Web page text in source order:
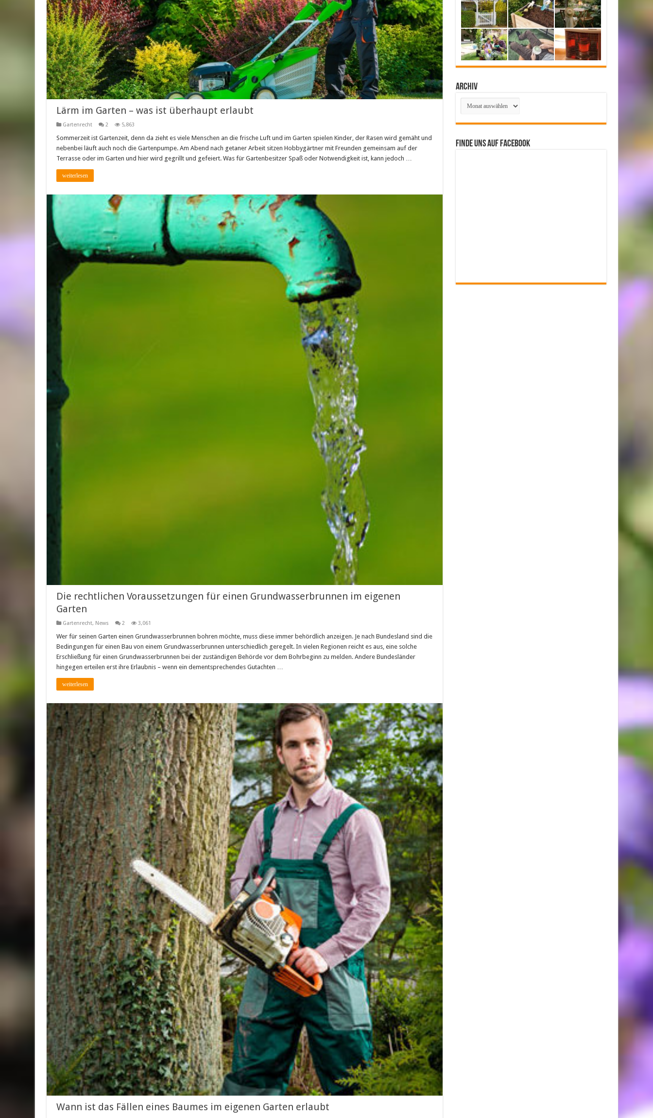
Lärm im Garten – was ist überhaupt erlaubt
Gartenrecht 2 5,863
Sommerzeit ist Gartenzeit, denn da zieht es viele Menschen an die frische Luft und im Garten spielen Kinder, der Rasen wird gemäht und
nebenbei läuft auch noch die Gartenpumpe. Am Abend nach getaner Arbeit sitzen Hobbygärtner mit Freunden gemeinsam auf der
Terrasse oder im Garten und hier wird gegrillt und gefeiert. Was für Gartenbesitzer Spaß oder Notwendigkeit ist, kann jedoch …
weiterlesen
Die rechtlichen Voraussetzungen für einen Grundwasserbrunnen im eigenen
Garten
Gartenrecht, News 2 3,061
Wer für seinen Garten einen Grundwasserbrunnen bohren möchte, muss diese immer behördlich anzeigen. Je nach Bundesland sind die
Bedingungen für einen Bau von einem Grundwasserbrunnen unterschiedlich geregelt. In vielen Regionen reicht es aus, eine solche
Erschließung für einen Grundwasserbrunnen bei der zuständigen Behörde vor dem Bohrbeginn zu melden. Andere Bundesländer
hingegen erteilen erst ihre Erlaubnis – wenn ein dementsprechendes Gutachten …
weiterlesen
Wann ist das Fällen eines Baumes im eigenen Garten erlaubt
Archiv
Archiv
Finde uns auf Facebook